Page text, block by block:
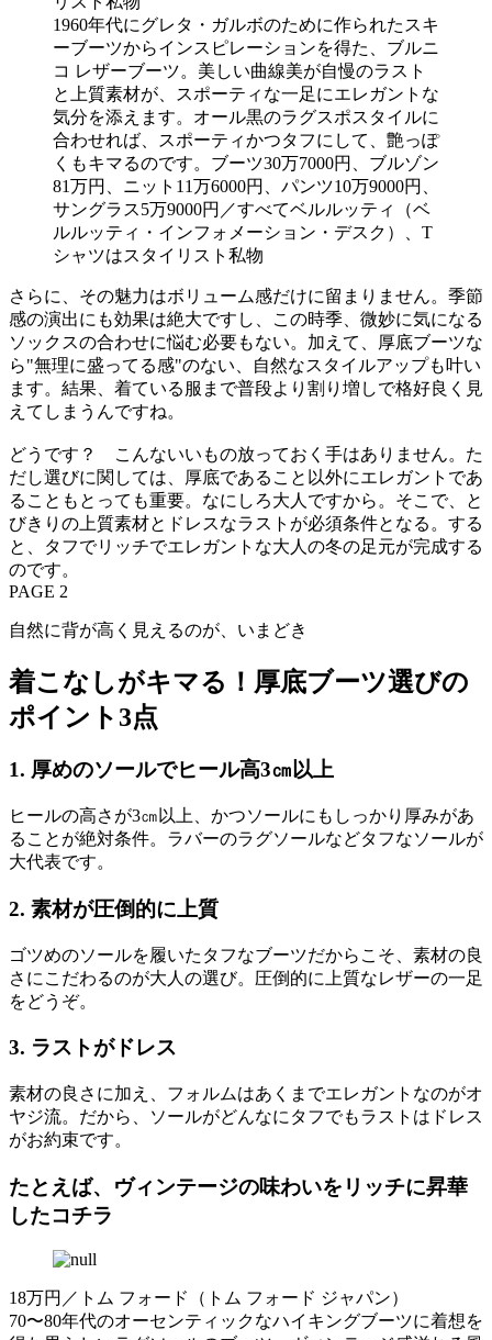
1960年代にグレタ・ガルボのために作られたスキ
ーブーツからインスピレーションを得た、ブルニ
コ レザーブーツ。美しい曲線美が自慢のラスト
と上質素材が、スポーティな一足にエレガントな
気分を添えます。オール黒のラグスポスタイルに
合わせれば、スポーティかつタフにして、艶っぽ
くもキマるのです。ブーツ30万7000円、ブルゾン
81万円、ニット11万6000円、パンツ10万9000円、
サングラス5万9000円／すべてベルルッティ（ベ
ルルッティ・インフォメーション・デスク）、T
シャツはスタイリスト私物
さらに、その魅力はボリューム感だけに留まりません。季節
感の演出にも効果は絶大ですし、この時季、微妙に気になる
ソックスの合わせに悩む必要もない。加えて、厚底ブーツな
ら"無理に盛ってる感"のない、自然なスタイルアップも叶い
ます。結果、着ている服まで普段より割り増しで格好良く見
えてしまうんですね。
どうです？ こんないいもの放っておく手はありません。た
だし選びに関しては、厚底であること以外にエレガントであ
ることもとっても重要。なにしろ大人ですから。そこで、と
びきりの上質素材とドレスなラストが必須条件となる。する
と、タフでリッチでエレガントな大人の冬の足元が完成する
のです。
PAGE 2
自然に背が高く見えるのが、いまどき
着こなしがキマる！厚底ブーツ選びの
ポイント3点
1. 厚めのソールでヒール高3㎝以上
ヒールの高さが3㎝以上、かつソールにもしっかり厚みがあ
ることが絶対条件。ラバーのラグソールなどタフなソールが
大代表です。
2. 素材が圧倒的に上質
ゴツめのソールを履いたタフなブーツだからこそ、素材の良
さにこだわるのが大人の選び。圧倒的に上質なレザーの一足
をどうぞ。
3. ラストがドレス
素材の良さに加え、フォルムはあくまでエレガントなのがオ
ヤジ流。だから、ソールがどんなにタフでもラストはドレス
がお約束です。
たとえば、ヴィンテージの味わいをリッチに昇華
したコチラ
18万円／トム フォード（トム フォード ジャパン）
70〜80年代のオーセンティックなハイキングブーツに着想を